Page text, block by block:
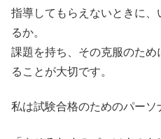
指導してもらえないときに
るか。
課題を持ち、その克服のた
ることが大切です。
私は試験合格のためのパーソ